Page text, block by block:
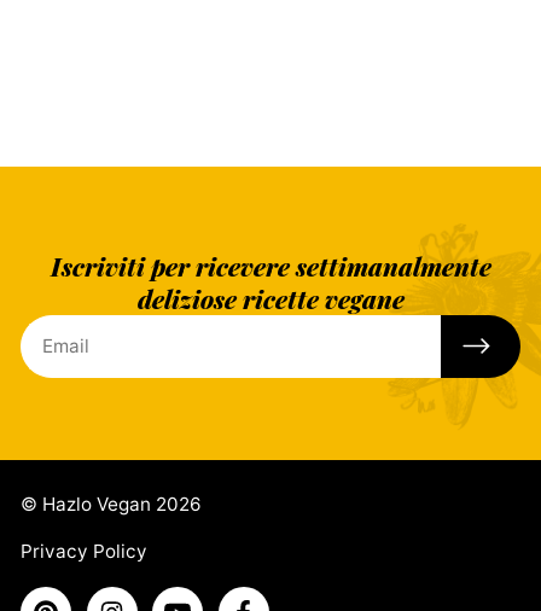
Iscriviti per ricevere settimanalmente
deliziose ricette vegane
© Hazlo Vegan 2026
Privacy Policy